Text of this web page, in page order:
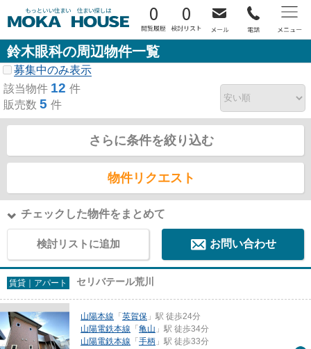
0 0
鈴木眼科の周辺物件一覧
募集中のみ表示
該当物件 12 件
販売数 5 件
さらに条件を絞り込む
物件リクエスト
チェックした物件をまとめて
検討リストに追加 お問い合わせ
賃貸｜アパート セリバテール荒川
山陽本線 「英賀保 」駅 徒歩24分
山陽電鉄本線 「亀山 」駅 徒歩34分
山陽電鉄本線 「手柄 」駅 徒歩33分